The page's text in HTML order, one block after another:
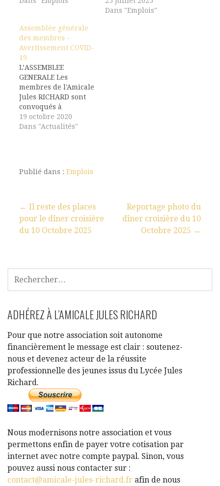
Dans "Emplois"
Assemblée générale
des membres –
Avertissement COVID-
19
L’ASSEMBLEE
GENERALE Les
membres de l'Amicale
Jules RICHARD sont
convoqués à
l'Assemblée Générale
Ordinaire qui se
rue CARDUCCI, 75019
Dans le cadre des
mesures de
confinement,
d’interdiction des
19 octobre 2020
Dans "Actualités"
Publié dans : Emplois
← Il reste des places
pour le dîner croisière
du 10 Octobre 2025
Reportage photo du
dîner croisière du 10
Octobre 2025 →
ADHÉREZ À L’AMICALE JULES RICHARD
Pour que notre association soit autonome
financièrement le message est clair : soutenez-
nous et devenez acteur de la réussite
professionnelle des jeunes issus du Lycée Jules
Richard.
Nous modernisons notre association et vous
permettons enfin de payer votre cotisation par
internet avec notre compte paypal. Sinon, vous
pouvez aussi nous contacter sur :
contact@amicale-jules-richard.fr afin de nous